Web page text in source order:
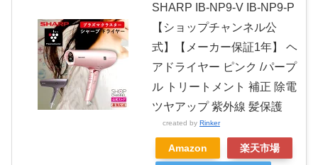
SHARP IB-NP9-V IB-NP9-P
【ショップチャンネル公
式】【メーカー保証1年】 ヘ
アドライヤー ピンク /パープ
ル トリートメント 補正 除電
ツヤアップ 紫外線 髪保護
created by Rinker
Amazon 楽天市場